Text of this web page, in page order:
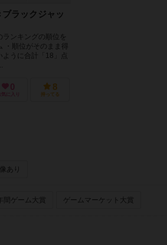
ラックジャッ
ランキングの順位を
・順位がそのまま得
ように合計「18」点
0
気に入り
8
持ってる
あり
間ゲーム大賞 ゲームマーケット大賞